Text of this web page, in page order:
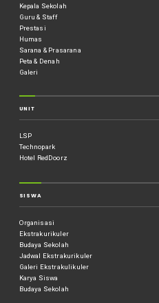
Kepala Sekolah
Guru & Staff
Prestasi
Humas
Sarana & Prasarana
Peta & Denah
Galeri
UNIT
LSP
Technopark
Hotel RedDoorz
SISWA
Organisasi
Ekstrakurikuler
Budaya Sekolah
Jadwal Ekstrakurikuler
Galeri Ekstrakulikuler
Karya Siswa
Budaya Sekolah